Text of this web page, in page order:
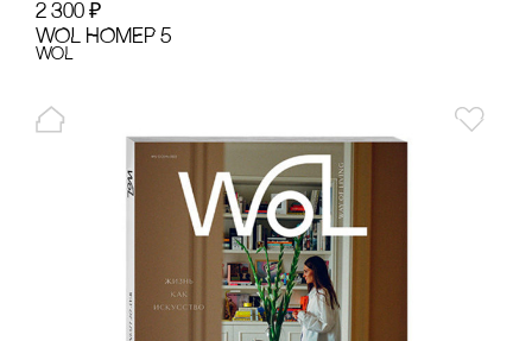
2 300 ₽
WOL НОМЕР 5
WoL